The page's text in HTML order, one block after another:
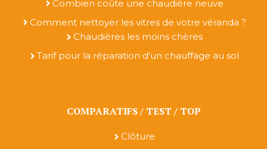
Combien coûte une chaudière neuve
Comment nettoyer les vitres de votre véranda ?
Chaudières les moins chères
Tarif pour la réparation d'un chauffage au sol
COMPARATIFS / TEST / TOP
Clôture